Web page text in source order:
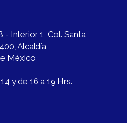
- Interior 1, Col. Santa
Alcaldía
México
y de 16 a 19 Hrs.